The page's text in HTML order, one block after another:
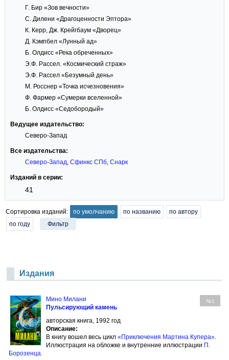
Г. Бир «Зов вечности»
С. Дилени «Драгоценности Эптора»
К. Керр, Дж. Крейгбаум «Дворец»
Д. Кэмпбел «Лунный ад»
Б. Олдисс «Река обреченных»
Э.Ф. Рассел. «Космический страж»
Э.Ф. Рассел «Безумный день»
М. Росснер «Точка исчезновения»
Ф. Фармер «Сумерки вселенной»
Б. Олдисс «Седобородый»
Ведущее издательство:
Северо-Запад
Все издательства:
Северо-Запад, Сфинкс СПб, Снарк
Изданий в серии:
41
Сортировка изданий: по умолчанию по названию
по автору
по году
Фильтр
Издания
Мино Милани №1
Пульсирующий камень
авторская книга, 1992 год
Описание:
В книгу вошел весь цикл «Приключения Мартина Купера».
Иллюстрация на обложке и внутренние иллюстрации П.
Борозенца.